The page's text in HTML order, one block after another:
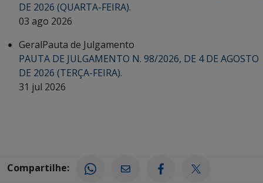
DE 2026 (QUARTA-FEIRA).
03 ago 2026
GeralPauta de Julgamento
PAUTA DE JULGAMENTO N. 98/2026, DE 4 DE AGOSTO
DE 2026 (TERÇA-FEIRA).
31 jul 2026
Compartilhe: